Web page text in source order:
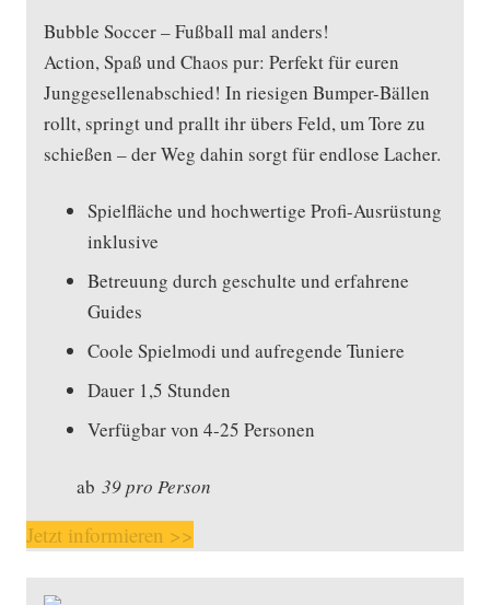
Bubble Soccer – Fußball mal anders!
Action, Spaß und Chaos pur: Perfekt für euren
Junggesellenabschied! In riesigen Bumper-Bällen
rollt, springt und prallt ihr übers Feld, um Tore zu
schießen – der Weg dahin sorgt für endlose Lacher.
Spielfläche und hochwertige Profi-Ausrüstung
inklusive
Betreuung durch geschulte und erfahrene
Guides
Coole Spielmodi und aufregende Tuniere
Dauer 1,5 Stunden
Verfügbar von 4-25 Personen
ab 39 pro Person
Jetzt informieren >>